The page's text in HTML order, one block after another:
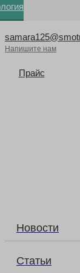
Прайс
Напишите нам
Статьи
Новости